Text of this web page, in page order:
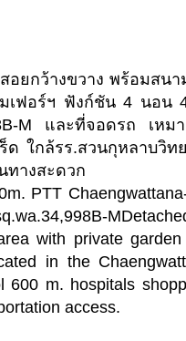
ยกว้างขวาง พร้อมสนา
เฟอร์ฯ ฟังก์ชัน 4 นอน
M และที่จอดรถ เหม
ด ใกล้รร.สวนกุหลาบวิ
ทางสะดวก
PTT
with private
in the
600 m. hospitals
access.